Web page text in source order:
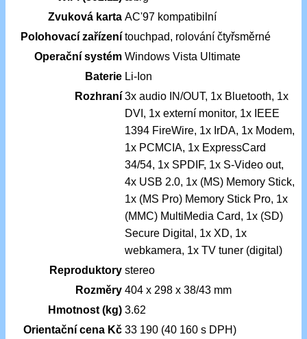
Zvuková karta AC'97 kompatibilní
Polohovací zařízení touchpad, rolování čtyřsměrné
Operační systém Windows Vista Ultimate
Baterie Li-Ion
Rozhraní 3x audio IN/OUT, 1x Bluetooth, 1x
DVI, 1x externí monitor, 1x IEEE
1394 FireWire, 1x IrDA, 1x Modem,
1x PCMCIA, 1x ExpressCard
34/54, 1x SPDIF, 1x S-Video out,
4x USB 2.0, 1x (MS) Memory Stick,
1x (MS Pro) Memory Stick Pro, 1x
(MMC) MultiMedia Card, 1x (SD)
Secure Digital, 1x XD, 1x
webkamera, 1x TV tuner (digital)
Reproduktory stereo
Rozměry 404 x 298 x 38/43 mm
Hmotnost (kg) 3.62
Orientační cena Kč 33 190 (40 160 s DPH)